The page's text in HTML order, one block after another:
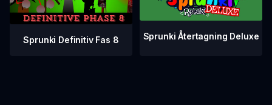
Sprunki Definitiv Fas 8 Sprunki Återtagning Deluxe